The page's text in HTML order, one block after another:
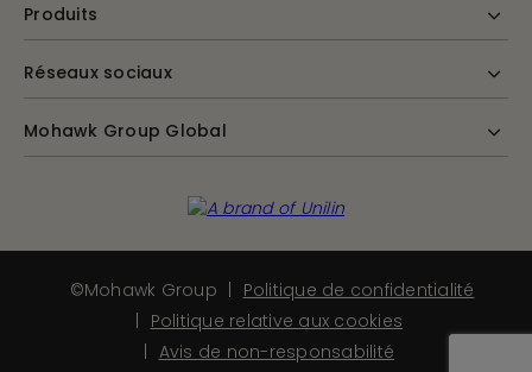
Produits
Réseaux sociaux
Mohawk Group Global
©Mohawk Group
Politique de confidentialité
Politique relative aux cookies
Avis de non-responsabilité